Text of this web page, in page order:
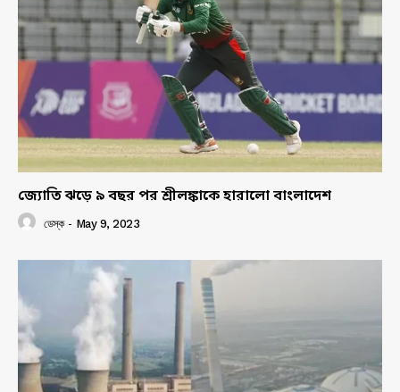
জ্যোতি ঝড়ে ৯ বছর পর শ্রীলঙ্কাকে হারালো বাংলাদেশ
ডেস্ক - May 9, 2023